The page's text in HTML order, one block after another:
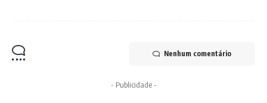
Nenhum comentário
- Publicidade -